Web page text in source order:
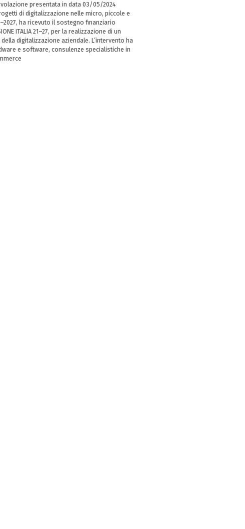
presentata in data 03/05/2024
di digitalizzazione nelle micro, piccole e
ha ricevuto il sostegno finanziario
ITALIA 21–27, per la realizzazione di un
digitalizzazione aziendale. L’intervento ha
e software, consulenze specialistiche in